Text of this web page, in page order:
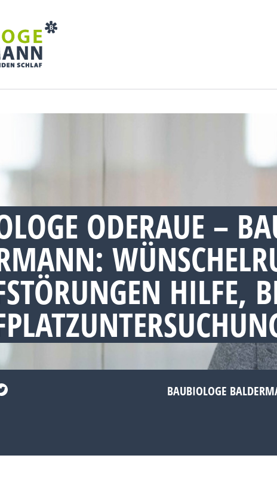
ODERAUE –
HILFE,
BAUBIOLOGE